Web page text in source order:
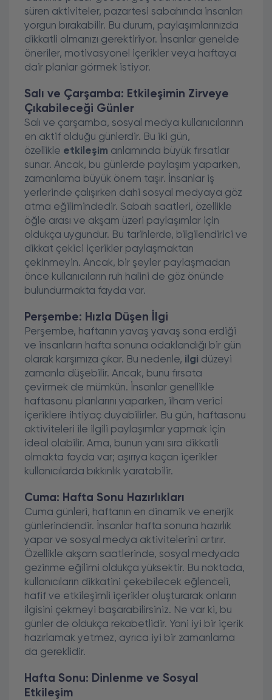
süren aktiviteler, pazartesi sabahında insanları
yorgun bırakabilir. Bu durum, paylaşımlarınızda
dikkatli olmanızı gerektiriyor. İnsanlar genelde
öneriler, motivasyonel içerikler veya haftaya
dair planlar görmek istiyor.
Salı ve Çarşamba: Etkileşimin Zirveye
Çıkabileceği Günler
Salı ve çarşamba, sosyal medya kullanıcılarının
en aktif olduğu günlerdir. Bu iki gün,
özellikle etkileşim anlamında büyük fırsatlar
sunar. Ancak, bu günlerde paylaşım yaparken,
zamanlama büyük önem taşır. İnsanlar iş
yerlerinde çalışırken dahi sosyal medyaya göz
atma eğilimindedir. Sabah saatleri, özellikle
öğle arası ve akşam üzeri paylaşımlar için
oldukça uygundur. Bu tarihlerde, bilgilendirici ve
dikkat çekici içerikler paylaşmaktan
çekinmeyin. Ancak, bir şeyler paylaşmadan
önce kullanıcıların ruh halini de göz önünde
bulundurmakta fayda var.
Perşembe: Hızla Düşen İlgi
Perşembe, haftanın yavaş yavaş sona erdiği
ve insanların hafta sonuna odaklandığı bir gün
olarak karşımıza çıkar. Bu nedenle, ilgi düzeyi
zamanla düşebilir. Ancak, bunu fırsata
çevirmek de mümkün. İnsanlar genellikle
haftasonu planlarını yaparken, ilham verici
içeriklere ihtiyaç duyabilirler. Bu gün, haftasonu
aktiviteleri ile ilgili paylaşımlar yapmak için
ideal olabilir. Ama, bunun yanı sıra dikkatli
olmakta fayda var; aşırıya kaçan içerikler
kullanıcılarda bıkkınlık yaratabilir.
Cuma: Hafta Sonu Hazırlıkları
Cuma günleri, haftanın en dinamik ve enerjik
günlerindendir. İnsanlar hafta sonuna hazırlık
yapar ve sosyal medya aktivitelerini artırır.
Özellikle akşam saatlerinde, sosyal medyada
gezinme eğilimi oldukça yüksektir. Bu noktada,
kullanıcıların dikkatini çekebilecek eğlenceli,
hafif ve etkileşimli içerikler oluşturarak onların
ilgisini çekmeyi başarabilirsiniz. Ne var ki, bu
günler de oldukça rekabetlidir. Yani iyi bir içerik
hazırlamak yetmez, ayrıca iyi bir zamanlama
da gereklidir.
Hafta Sonu: Dinlenme ve Sosyal
Etkileşim